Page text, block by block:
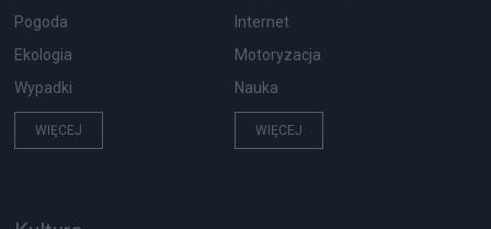
Pogoda
Ekologia
Wypadki
WIĘCEJ
Internet
Motoryzacja
Nauka
WIĘCEJ